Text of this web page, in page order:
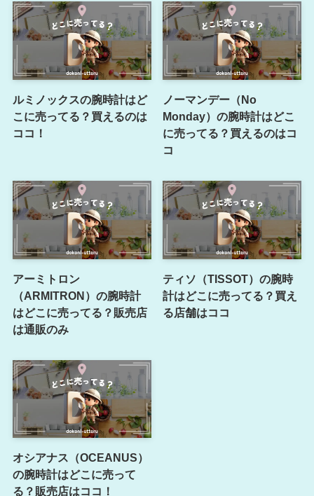
ルミノックスの腕時計はど
こに売ってる？買えるのは
ココ！
ノーマンデー（No
Monday）の腕時計はどこ
に売ってる？買えるのはコ
コ
アーミトロン
（ARMITRON）の腕時計
はどこに売ってる？販売店
は通販のみ
ティソ（TISSOT）の腕時
計はどこに売ってる？買え
る店舗はココ
オシアナス（OCEANUS）
の腕時計はどこに売って
る？販売店はココ！